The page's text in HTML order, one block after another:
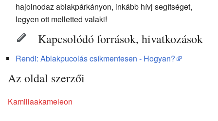
hajolnodaz ablakpárkányon, inkább hívj segítséget,
legyen ott melletted valaki!
Kapcsolódó források, hivatkozások
Rendi: Ablakpucolás csíkmentesen - Hogyan?
Az oldal szerzői
Kamillaakameleon